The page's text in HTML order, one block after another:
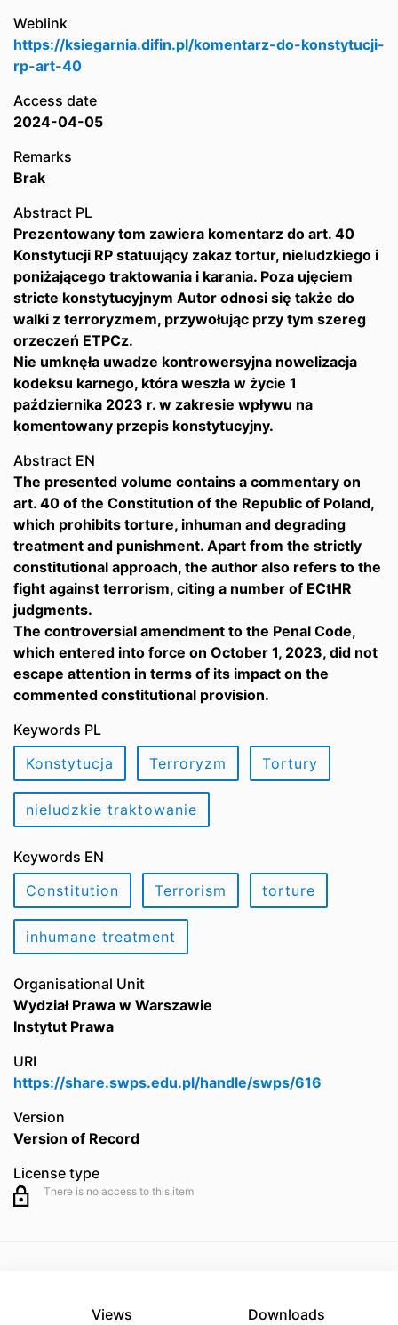
Weblink
https://ksiegarnia.difin.pl/komentarz-do-konstytucji-
rp-art-40
Access date
2024-04-05
Remarks
Brak
Abstract PL
Prezentowany tom zawiera komentarz do art. 40
Konstytucji RP statuujący zakaz tortur, nieludzkiego i
poniżającego traktowania i karania. Poza ujęciem
stricte konstytucyjnym Autor odnosi się także do
walki z terroryzmem, przywołując przy tym szereg
orzeczeń ETPCz.
Nie umknęła uwadze kontrowersyjna nowelizacja
kodeksu karnego, która weszła w życie 1
października 2023 r. w zakresie wpływu na
komentowany przepis konstytucyjny.
Abstract EN
The presented volume contains a commentary on
art. 40 of the Constitution of the Republic of Poland,
which prohibits torture, inhuman and degrading
treatment and punishment. Apart from the strictly
constitutional approach, the author also refers to the
fight against terrorism, citing a number of ECtHR
judgments.
The controversial amendment to the Penal Code,
which entered into force on October 1, 2023, did not
escape attention in terms of its impact on the
commented constitutional provision.
Keywords PL
Konstytucja
Terroryzm Tortury
nieludzkie traktowanie
Keywords EN
Constitution
Terrorism torture
inhumane treatment
Organisational Unit
Wydział Prawa w Warszawie
Instytut Prawa
URI
https://share.swps.edu.pl/handle/swps/616
Version
Version of Record
License type
There is no access to this item
Views Downloads